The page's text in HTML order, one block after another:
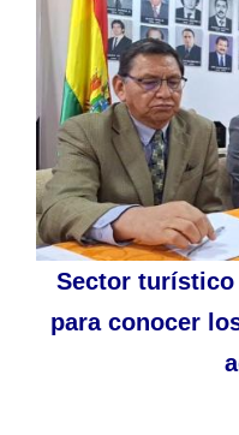
Sector turístico
para conocer